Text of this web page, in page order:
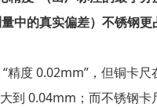
中的真实偏差）不锈钢更
精度 0.02mm”，但铜卡
到 0.04mm；而不锈钢